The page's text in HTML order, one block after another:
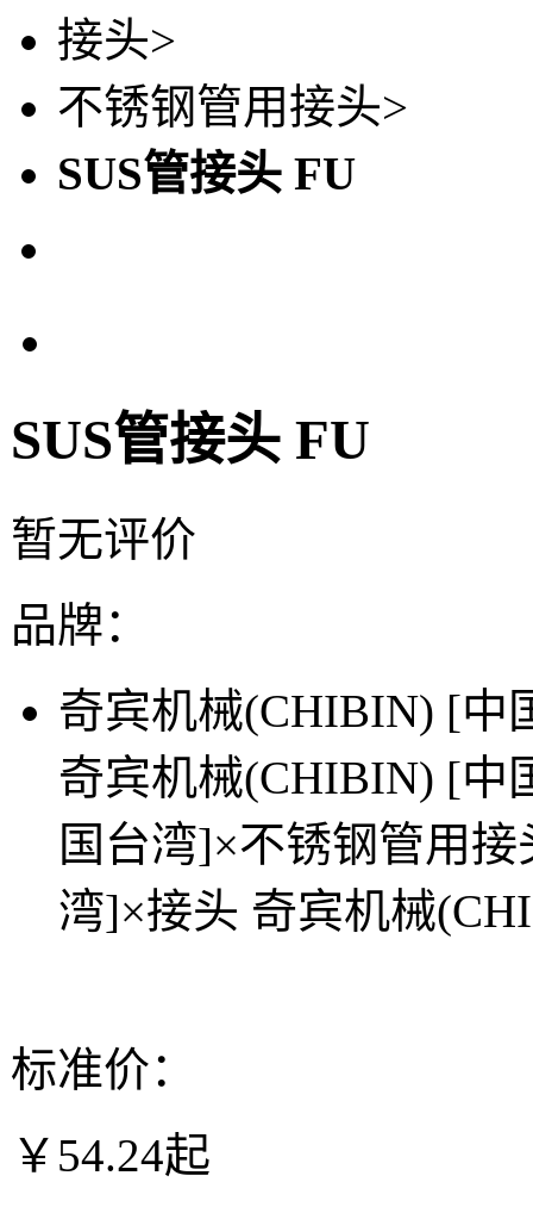
接头>
不锈钢管用接头>
SUS管接头 FU
SUS管接头 FU
暂无评价
品牌：
奇宾机械(CHIBIN) [中
奇宾机械(CHIBIN) [中
国台湾]×不锈钢管用接
湾]×接头 奇宾机械
标准价：
￥54.24起